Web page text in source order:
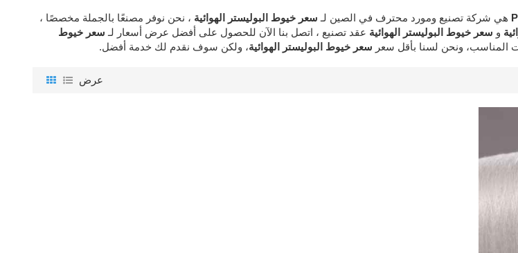
هي شركة تصنيع ومورد محترف في الصين لـ سعر خيوط البوليستر الهوائية ، نحن نوفر مصنعًا بالجملة مخصصًا ،
و سعر خيوط البوليستر الهوائية عقد تصنيع ، اتصل بنا الآن للحصول على أفضل عرض أسعار لـ سعر خيوط
ونحن لسنا بأقل سعر سعر خيوط البوليستر الهوائية، ولكن سوف نقدم لك خدمة أفضل.
عرض